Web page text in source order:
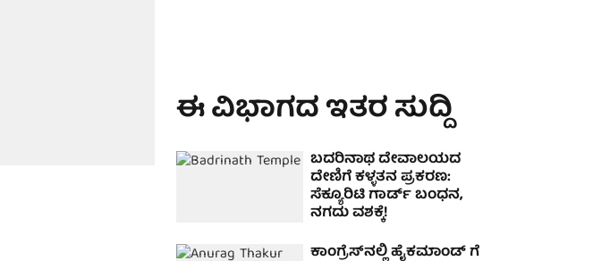
ಈ ವಿಭಾಗದ ಇತರ ಸುದ್ದಿ
ಬದರಿನಾಥ ದೇವಾಲಯದ
ದೇಣಿಗೆ ಕಳ್ಳತನ ಪ್ರಕರಣ:
ಸೆಕ್ಯೂರಿಟಿ ಗಾರ್ಡ್ ಬಂಧನ,
ನಗದು ವಶಕ್ಕೆ!
ಕಾಂಗ್ರೆಸ್‌ನಲ್ಲಿ ಹೈಕಮಾಂಡ್ ಗೆ